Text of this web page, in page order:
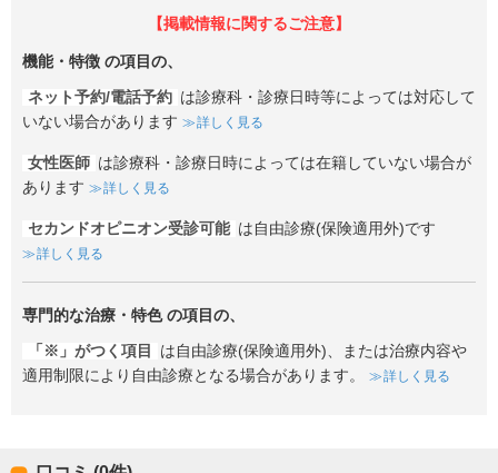
【掲載情報に関するご注意】
機能・特徴 の項目の、
ネット予約/電話予約 は診療科・診療日時等によっては対応して
いない場合があります
詳しく見る
女性医師 は診療科・診療日時によっては在籍していない場合が
あります
詳しく見る
セカンドオピニオン受診可能 は自由診療(保険適用外)です
詳しく見る
専門的な治療・特色の項目の、
「※」がつく項目
は自由診療(保険適用外)、または治療内容や
適用制限により自由診療となる場合があります。
詳しく見る